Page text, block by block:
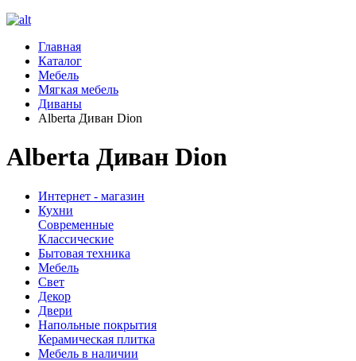
Главная
Каталог
Мебель
Мягкая мебель
Диваны
Alberta Диван Dion
Alberta Диван Dion
Интернет - магазин
Кухни
Современные
Классические
Бытовая техника
Мебель
Свет
Декор
Двери
Напольные покрытия
Керамическая плитка
Мебель в наличии